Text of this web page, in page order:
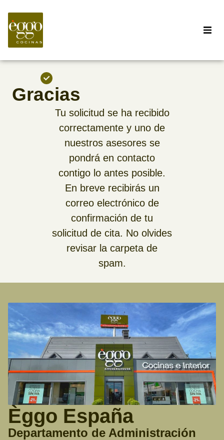
Gracias
Tu solicitud se ha recibido
correctamente y uno de
nuestros asesores se
pondrá en contacto
contigo lo antes posible.
En breve recibirás un
correo electrónico de
confirmación de tu
solicitud de cita. No olvides
revisar la carpeta de
spam.
Èggo España
Departamento de Administración